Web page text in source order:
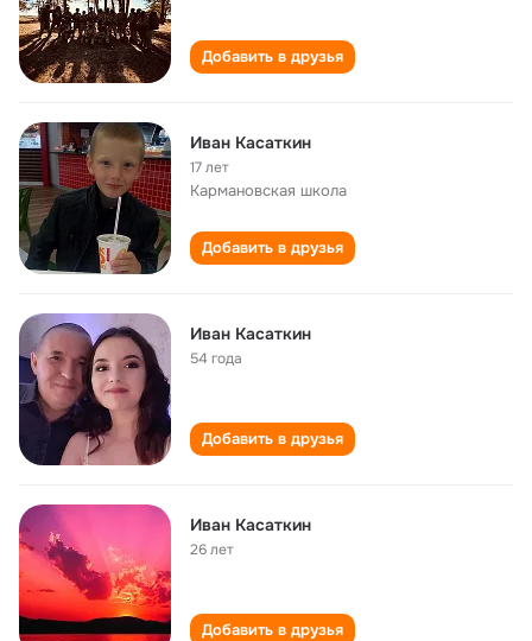
Добавить в друзья
Иван Касаткин
17 лет
Кармановская школа
Добавить в друзья
Иван Касаткин
54 года
Добавить в друзья
Иван Касаткин
26 лет
Добавить в друзья